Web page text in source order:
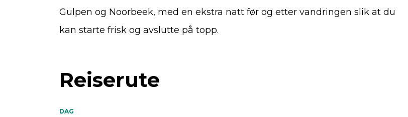
Gulpen og Noorbeek, med en ekstra natt før og etter vandringen slik at du
kan starte frisk og avslutte på topp.
Reiserute
DAG